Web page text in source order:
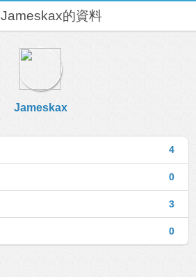
Jameskax的資料
Jameskax
4
0
3
0